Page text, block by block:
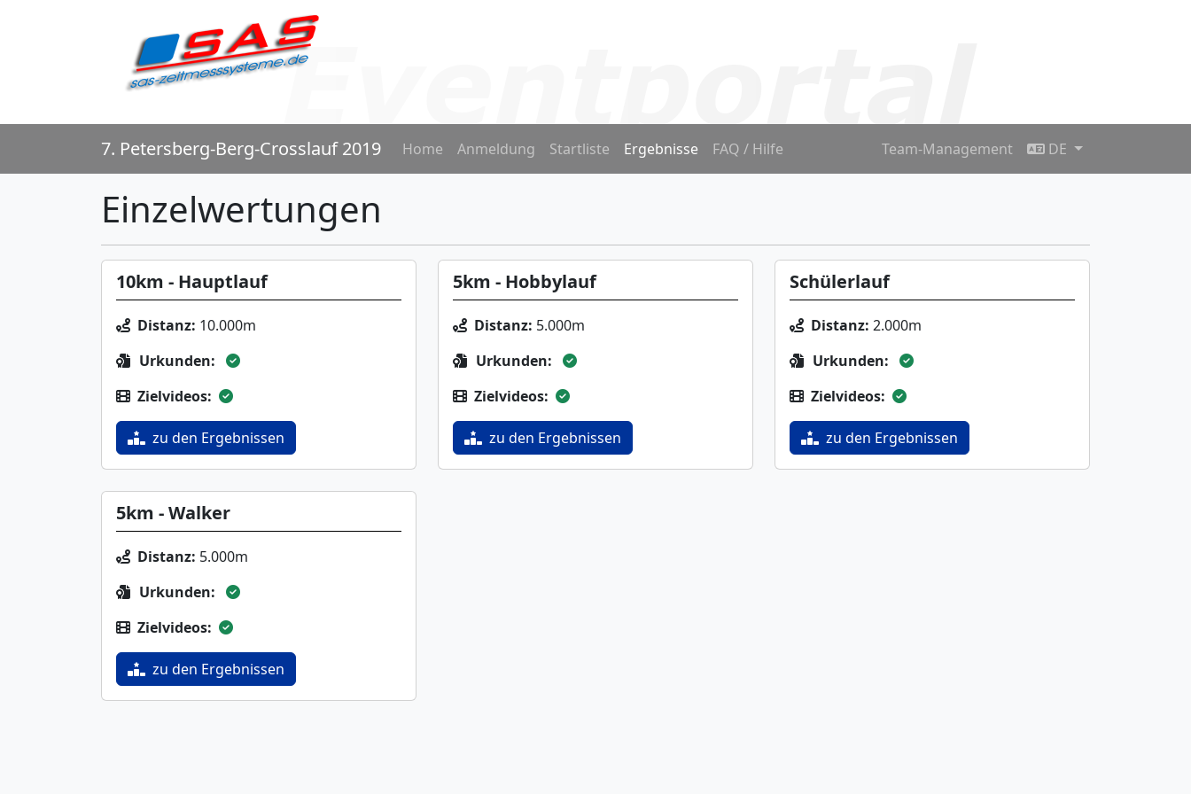
7. Petersberg-Berg-Crosslauf 2019 Home Anmeldung Startliste Ergebnisse FAQ / Hilfe Team-Management DE
Einzelwertungen
10km - Hauptlauf
Distanz: 10.000m
Urkunden:
Zielvideos:
zu den Ergebnissen
5km - Hobbylauf
Distanz: 5.000m
Urkunden:
Zielvideos:
zu den Ergebnissen
Schülerlauf
Distanz: 2.000m
Urkunden:
Zielvideos:
zu den Ergebnissen
5km - Walker
Distanz: 5.000m
Urkunden:
Zielvideos:
zu den Ergebnissen